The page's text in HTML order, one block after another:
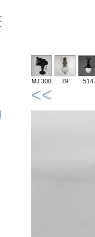
MJ 300 79 514
<<